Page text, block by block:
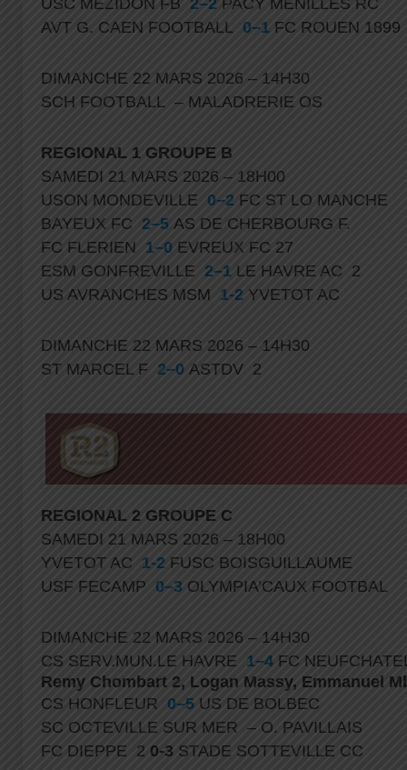
AVT G. CAEN FOOTBALL 0–1 FC ROUEN
DIMANCHE 22 MARS 2026 – 14H30
SCH FOOTBALL – MALADRERIE OS
REGIONAL 1 GROUPE B
SAMEDI 21 MARS 2026 – 18H00
USON MONDEVILLE 0–2 FC ST LO MANCHE
BAYEUX FC 2–5 AS DE CHERBOURG F.
FC FLERIEN 1–0 EVREUX FC 27
ESM GONFREVILLE 2–1 LE HAVRE AC 2
US AVRANCHES MSM 1-2 YVETOT AC
DIMANCHE 22 MARS 2026 – 14H30
ST MARCEL F 2–0 ASTDV 2
REGIONAL 2 GROUPE C
SAMEDI 21 MARS 2026 – 18H00
YVETOT AC 1-2 FUSC BOISGUILLAUME
USF FECAMP 0–3 OLYMPIA’CAUX FOOTBAL
DIMANCHE 22 MARS 2026 – 14H30
CS SERV.MUN.LE HAVRE 1–4 FC
Remy Chombart 2, Logan Massy, Emmanuel
CS HONFLEUR 0–5 US DE BOLBEC
SC OCTEVILLE SUR MER – O. PAVILLAIS
FC DIEPPE 2 0-3 STADE SOTTEVILLE CC